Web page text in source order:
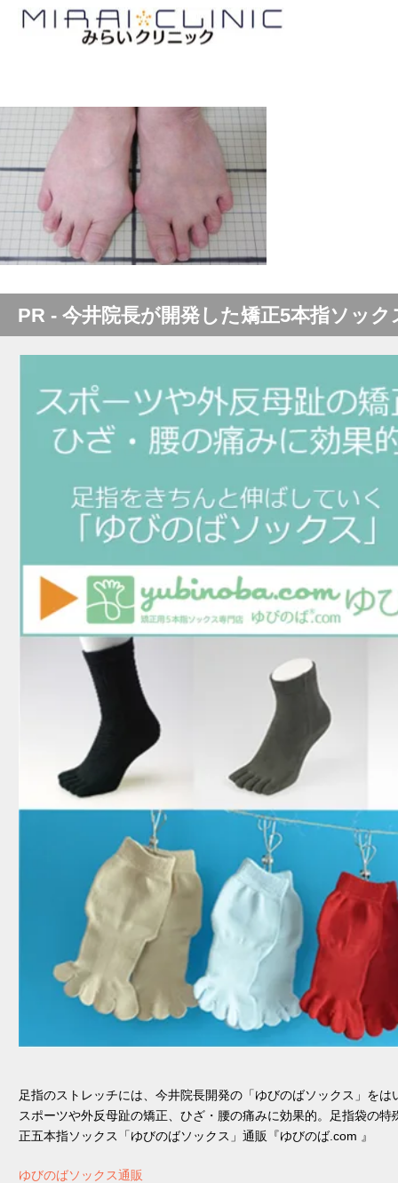
PR - 今井院長が開発した矯正5本指ソック
足指のストレッチには、今井院長開発の「ゆびのばソックス」をは
スポーツや外反母趾の矯正、ひざ・腰の痛みに効果的。足指袋の
正五本指ソックス「ゆびのばソックス」通販『ゆびのば.com 』
ゆびのばソックス通販